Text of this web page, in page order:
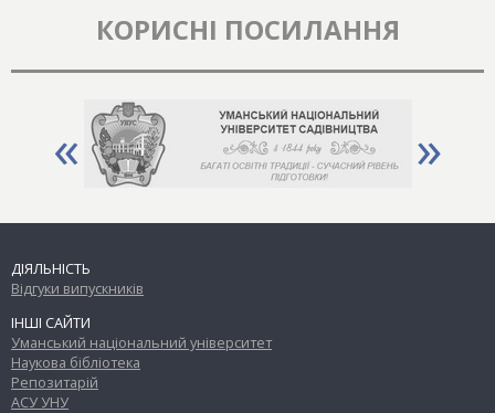
КОРИСНІ ПОСИЛАННЯ
« »
ДІЯЛЬНІСТЬ
Відгуки випускників
ІНШІ САЙТИ
Уманський національний університет
Наукова бібліотека
Репозитарій
АСУ УНУ